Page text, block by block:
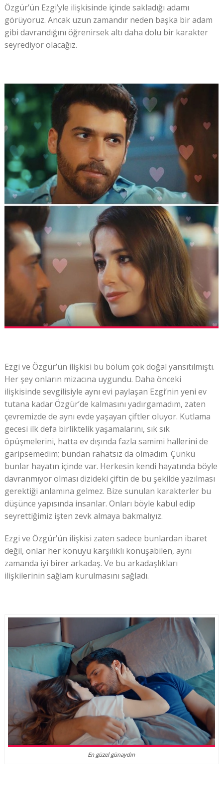
Özgür’ün Ezgi’yle ilişkisinde içinde sakladığı adamı
görüyoruz. Ancak uzun zamandır neden başka bir adam
gibi davrandığını öğrenirsek altı daha dolu bir karakter
seyrediyor olacağız.
Ezgi ve Özgür’ün ilişkisi bu bölüm çok doğal yansıtılmıştı.
Her şey onların mizacına uygundu. Daha önceki
ilişkisinde sevgilisiyle aynı evi paylaşan Ezgi’nin yeni ev
tutana kadar Özgür’de kalmasını yadırgamadım, zaten
çevremizde de aynı evde yaşayan çiftler oluyor. Kutlama
gecesi ilk defa birliktelik yaşamalarını, sık sık
öpüşmelerini, hatta ev dışında fazla samimi hallerini de
garipsemedim; bundan rahatsız da olmadım. Çünkü
bunlar hayatın içinde var. Herkesin kendi hayatında böyle
davranmıyor olması dizideki çiftin de bu şekilde yazılması
gerektiği anlamına gelmez. Bize sunulan karakterler bu
düşünce yapısında insanlar. Onları böyle kabul edip
seyrettiğimiz işten zevk almaya bakmalıyız.
Ezgi ve Özgür’ün ilişkisi zaten sadece bunlardan ibaret
değil, onlar her konuyu karşılıklı konuşabilen, aynı
zamanda iyi birer arkadaş. Ve bu arkadaşlıkları
ilişkilerinin sağlam kurulmasını sağladı.
En güzel günaydın